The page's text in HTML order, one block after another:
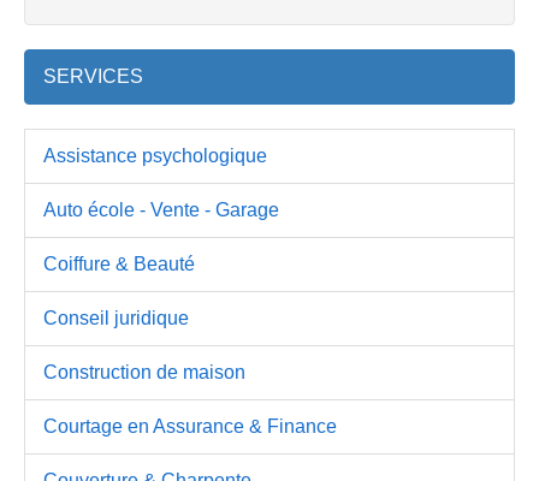
SERVICES
Assistance psychologique
Auto école - Vente - Garage
Coiffure & Beauté
Conseil juridique
Construction de maison
Courtage en Assurance & Finance